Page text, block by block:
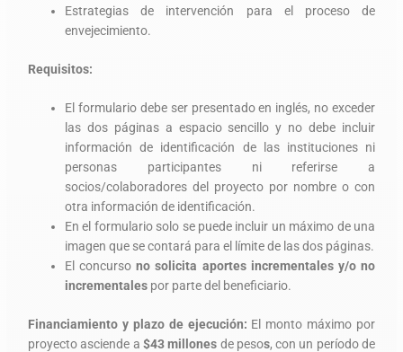
Estrategias de intervención para el proceso de
envejecimiento.
Requisitos:
El formulario debe ser presentado en inglés, no exceder
las dos páginas a espacio sencillo y no debe incluir
información de identificación de las instituciones ni
personas participantes ni referirse a
socios/colaboradores del proyecto por nombre o con
otra información de identificación.
En el formulario solo se puede incluir un máximo de una
imagen que se contará para el límite de las dos páginas.
El concursono solicita aportes incrementales y/o no
incrementales por parte del beneficiario.
Financiamiento y plazo de ejecución: El monto máximo por
proyecto asciende a $43 millones de pesos, con un período de